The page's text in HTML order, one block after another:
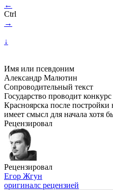
←
Ctrl
→
↓
Имя или псевдоним
Александр Малютин
Сопроводительный текст
Государство проводит
Красноярска после
имеет смысл для начала хотя
Рецензировал
Рецензировал
Егор Жгун
оригиналс рецензией